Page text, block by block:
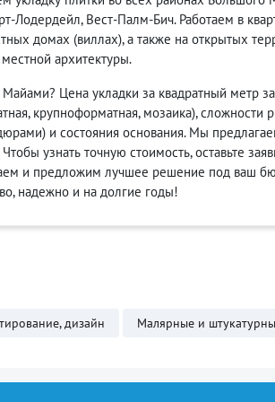
Лодердейл, Вест-Палм-Бич. Работаем в
домах (виллах), а также на открытых
архитектуры.
Цена укладки за квадратный метр
крупноформатная, мозаика), сложности
и состояния основания. Мы
узнать точную стоимость, оставьте
и предложим лучшее решение под ваш
надежно и на долгие годы!
дизайн Малярные и